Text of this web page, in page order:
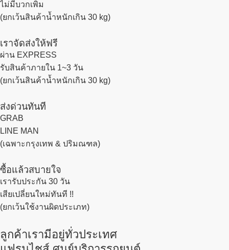
ไม่มีบวกเพิ่ม
(ยกเว้นสินค้าน้ำหนักเกิน 30 kg)
เราจัดส่งให้ฟรี
ผ่าน EXPRESS
รับสินค้าภายใน 1~3 วัน
(ยกเว้นสินค้าน้ำหนักเกิน 30 kg)
ส่งด่วนทันที
GRAB
LINE MAN
(เฉพาะกรุงเทพ & ปริมณฑล)
ซื้อแล้วสบายใจ
เรารับประกัน 30 วัน
เสียเปลี่ยนใหม่ทันที !!
(ยกเว้นใช้งานผิดประเภท)
ลูกค้าเรามีอยู่ทั่วประเทศ